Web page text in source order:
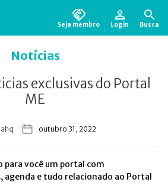
Seja membro Login Busca
Notícias
exclusivas do Portal
ME
outubro 31, 2022
para você um portal com
e tudo relacionado ao Portal